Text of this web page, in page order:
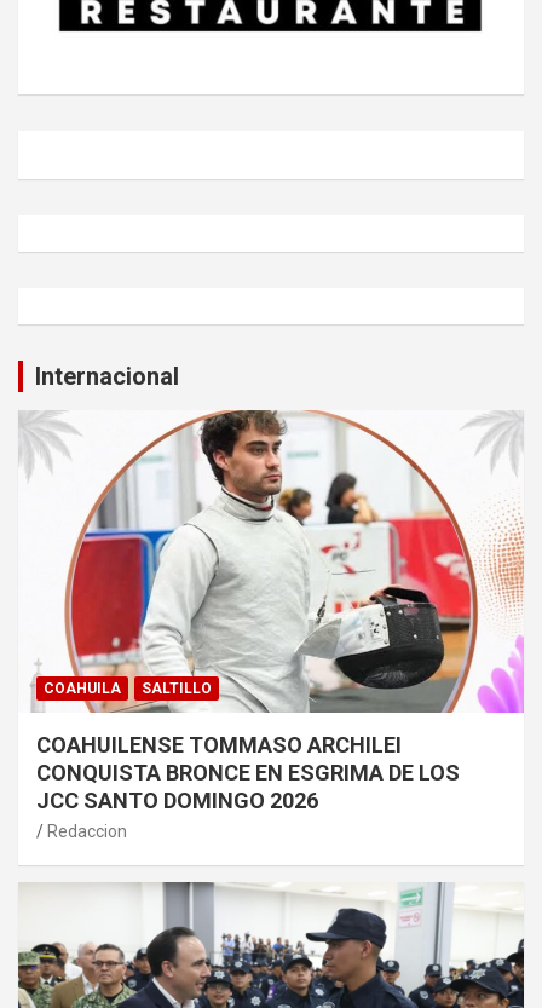
Internacional
COAHUILA SALTILLO
COAHUILENSE TOMMASO ARCHILEI
CONQUISTA BRONCE EN ESGRIMA DE LOS
JCC SANTO DOMINGO 2026
Redaccion